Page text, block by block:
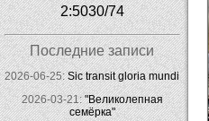
2:5030/74
Последние записи
2026-06-25:Sic transit gloria mundi
2026-03-21:"Великолепная
семёрка"